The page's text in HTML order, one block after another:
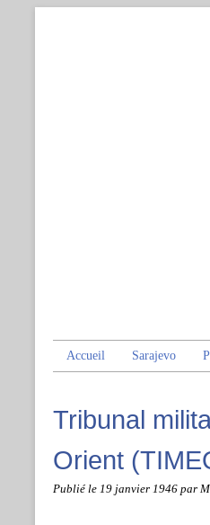
Accueil Sarajevo
Tribunal
Orient
Publié le 19 janvier 1946 par